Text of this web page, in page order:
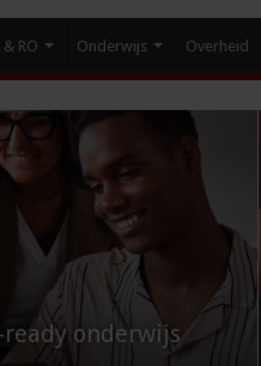
RO Onderwijs Overheid
onderwijs